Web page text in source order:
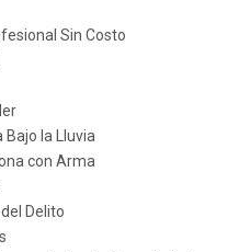
Sin Costo
Bajo la Lluvia
con Arma
Delito